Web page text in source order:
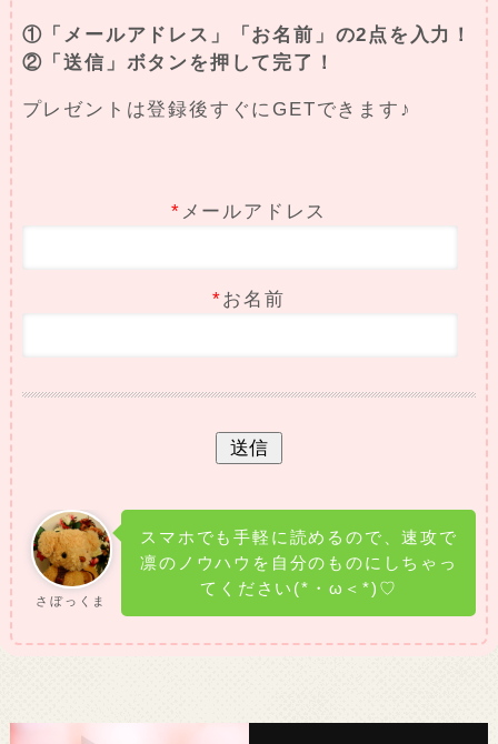
①「メールアドレス」「お名前」の2点を入力！
②「送信」ボタンを押して完了！
プレゼントは登録後すぐにGETできます♪
* メールアドレス
*お名前
さぼっくま
スマホでも手軽に読めるので、速攻で
凛のノウハウを自分のものにしちゃっ
てください(*・ω＜*)♡